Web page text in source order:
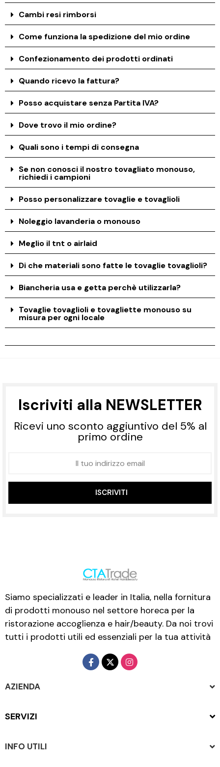
Cambi resi rimborsi
Come funziona la spedizione del mio ordine
Confezionamento dei prodotti ordinati
Quando ricevo la fattura?
Posso acquistare senza Partita IVA?
Dove trovo il mio ordine?
Quali sono i tempi di consegna
Se non conosci il nostro tovagliato monouso,
richiedi i campioni
Posso personalizzare tovaglie e tovaglioli
Noleggio lavanderia o monouso
Meglio il tnt o airlaid
Di che materiali sono fatte le tovaglie tovaglioli?
Biancheria usa e getta perchè utilizzarla?
Tovaglie tovaglioli e tovagliette monouso su
misura per ogni locale
Iscriviti alla NEWSLETTER
Ricevi uno sconto aggiuntivo del 5% al
primo ordine
ISCRIVITI
Siamo specializzati e leader in Italia, nella fornitura
di prodotti monouso nel settore horeca per la
ristorazione accoglienza e hair/beauty. Da noi trovi
tutti i prodotti utili ed essenziali per la tua attività
AZIENDA
SERVIZI
INFO UTILI